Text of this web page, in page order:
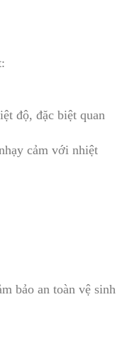
:
độ, đặc biệt quan
cảm với nhiệt
bảo an toàn vệ sinh